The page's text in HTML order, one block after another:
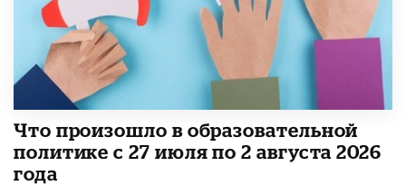
​Что произошло в образовательной
политике с 27 июля по 2 августа 2026
года